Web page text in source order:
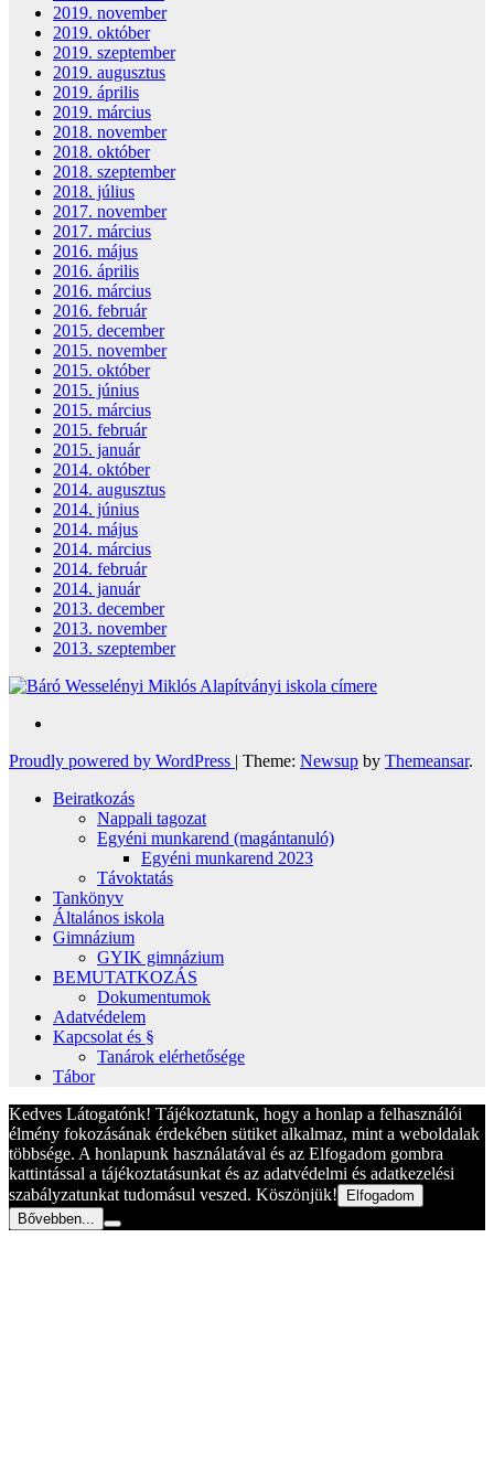
2019. november
2019. október
2019. szeptember
2019. augusztus
2019. április
2019. március
2018. november
2018. október
2018. szeptember
2018. július
2017. november
2017. március
2016. május
2016. április
2016. március
2016. február
2015. december
2015. november
2015. október
2015. június
2015. március
2015. február
2015. január
2014. október
2014. augusztus
2014. június
2014. május
2014. március
2014. február
2014. január
2013. december
2013. november
2013. szeptember
Proudly powered by WordPress | Theme: Newsup by Themeansar.
Beiratkozás
Nappali tagozat
Egyéni munkarend (magántanuló)
Egyéni munkarend 2023
Távoktatás
Tankönyv
Általános iskola
Gimnázium
GYIK gimnázium
BEMUTATKOZÁS
Dokumentumok
Adatvédelem
Kapcsolat és §
Tanárok elérhetősége
Tábor
Kedves Látogatónk! Tájékoztatunk, hogy a honlap a felhasználói
élmény fokozásának érdekében sütiket alkalmaz, mint a weboldalak
többsége. A honlapunk használatával és az Elfogadom gombra
kattintással a tájékoztatásunkat és az adatvédelmi és adatkezelési
szabályzatunkat tudomásul veszed. Köszönjük!
Elfogadom
Bővebben...